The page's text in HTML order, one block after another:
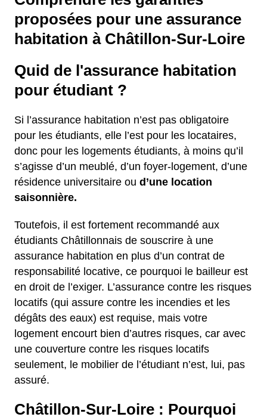
proposées pour une assurance
habitation à Châtillon-Sur-Loire
Quid de l'assurance habitation
pour étudiant ?
Si l’assurance habitation n’est pas obligatoire
pour les étudiants, elle l’est pour les locataires,
donc pour les logements étudiants, à moins qu’il
s’agisse d’un meublé, d’un foyer-logement, d’une
résidence universitaire ou d’une location
saisonnière.
Toutefois, il est fortement recommandé aux
étudiants Châtillonnais de souscrire à une
assurance habitation en plus d’un contrat de
responsabilité locative, ce pourquoi le bailleur est
en droit de l’exiger. L’assurance contre les risques
locatifs (qui assure contre les incendies et les
dégâts des eaux) est requise, mais votre
logement encourt bien d’autres risques, car avec
une couverture contre les risques locatifs
seulement, le mobilier de l’étudiant n’est, lui, pas
assuré.
Châtillon-Sur-Loire : Pourquoi